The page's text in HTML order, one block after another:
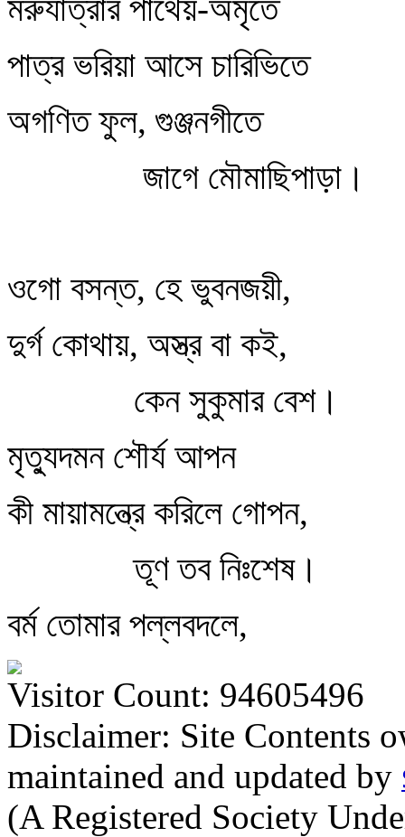
মরুযাত্রার পাথেয়-অমৃতে
পাত্র ভরিয়া আসে চারিভিতে
অগণিত ফুল, গুঞ্জনগীতে
জাগে মৌমাছিপাড়া।
ওগো বসন্ত, হে ভুবনজয়ী,
দুর্গ কোথায়, অস্ত্র বা কই,
কেন সুকুমার বেশ।
মৃত্যুদমন শৌর্য আপন
কী মায়ামন্ত্রে করিলে গোপন,
তূণ তব নিঃশেষ।
বর্ম তোমার পল্লবদলে,
Visitor Count: 94605496
Disclaimer: Site Contents
maintained and updated by
(A Registered Society